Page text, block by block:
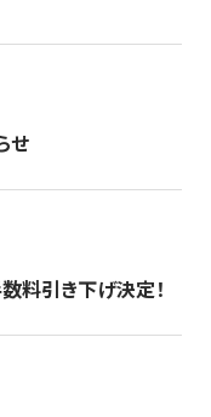
せ
料引き下げ決定！